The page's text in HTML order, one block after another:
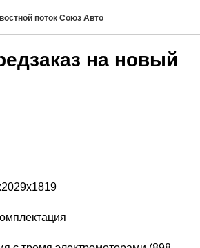
поток Союз Авто
на новый